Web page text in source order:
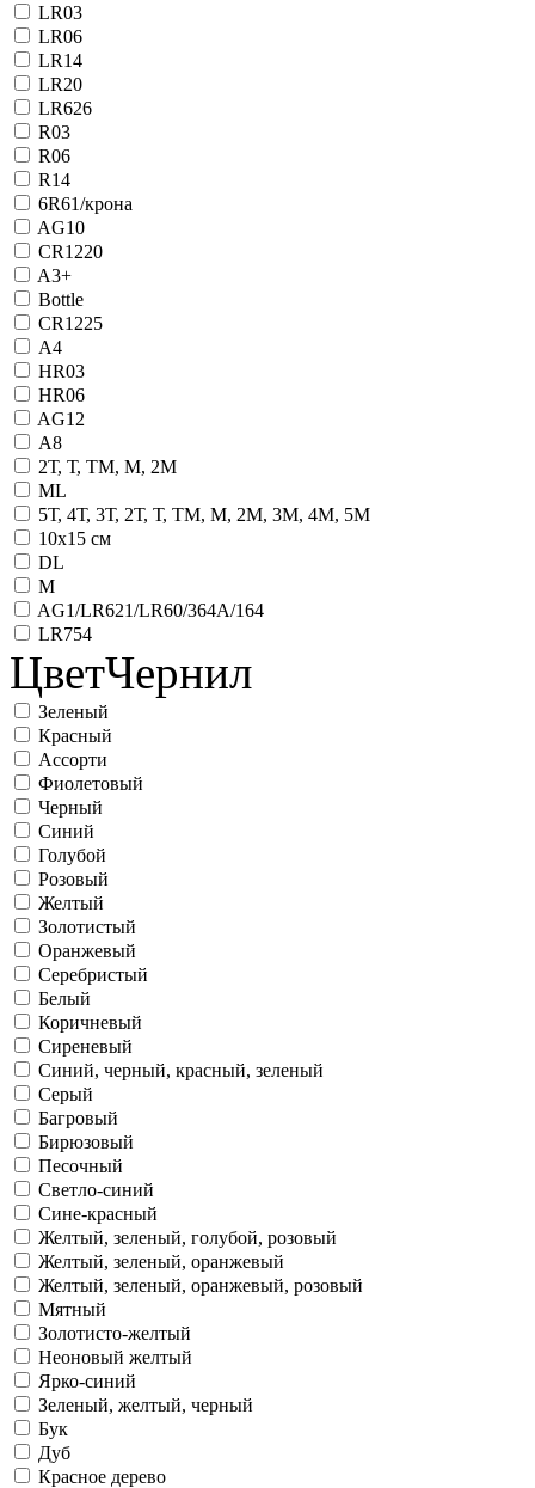
LR03
LR06
LR14
LR20
LR626
R03
R06
R14
6R61/крона
AG10
CR1220
A3+
Bottle
CR1225
А4
HR03
HR06
AG12
А8
2Т, Т, ТМ, М, 2М
ML
5Т, 4Т, 3Т, 2Т, Т, ТМ, М, 2М, 3М, 4М, 5М
10х15 см
DL
М
AG1/LR621/LR60/364А/164
LR754
ЦветЧернил
Зеленый
Красный
Ассорти
Фиолетовый
Черный
Синий
Голубой
Розовый
Желтый
Золотистый
Оранжевый
Серебристый
Белый
Коричневый
Сиреневый
Синий, черный, красный, зеленый
Серый
Багровый
Бирюзовый
Песочный
Светло-синий
Сине-красный
Желтый, зеленый, голубой, розовый
Желтый, зеленый, оранжевый
Желтый, зеленый, оранжевый, розовый
Мятный
Золотисто-желтый
Неоновый желтый
Ярко-синий
Зеленый, желтый, черный
Бук
Дуб
Красное дерево